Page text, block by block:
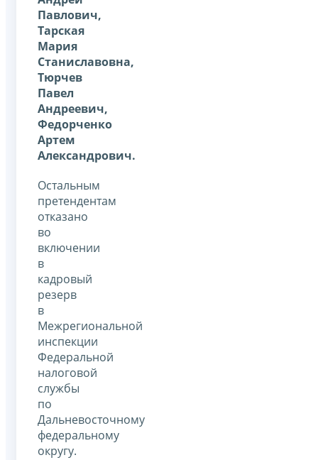
Павлович,
Тарская
Мария
Станиславовна,
Тюрчев
Павел
Андреевич,
Федорченко
Артем
Александрович.
Остальным
претендентам
отказано
во
включении
в
кадровый
резерв
в
Межрегиональной
инспекции
Федеральной
налоговой
службы
по
Дальневосточному
федеральному
округу.